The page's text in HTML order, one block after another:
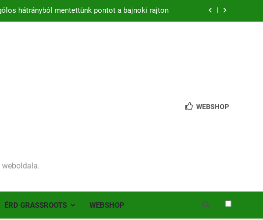
hátrányból mentettünk pontot a bajnoki rajton
– több mint 200 játékos lépett pályára Érden
nélkül jutottunk tovább a MOL Magyar Kupában
es szezon – hazai pályán rajtol az Érdi VSE!
– több mint 200 játékos lépett pályára Érden
weboldala.
WEBSHOP
ÉRD GRASSROOTS WEBSHOP